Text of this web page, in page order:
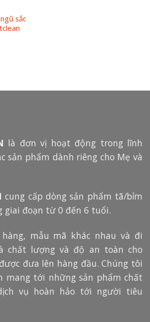
sắc
là đơn vị hoạt động trong lĩnh
sản phẩm dành riêng cho Mẹ và
cung cấp dòng sản phẩm tã/bỉm
giai đoạn từ 0 đến 6 tuổi.
mẫu mã khác nhau và đi
chất lượng và độ an toàn cho
đưa lên hàng đầu. Chúng tôi
mang tới những sản phẩm chất
vụ hoàn hảo tới người tiêu